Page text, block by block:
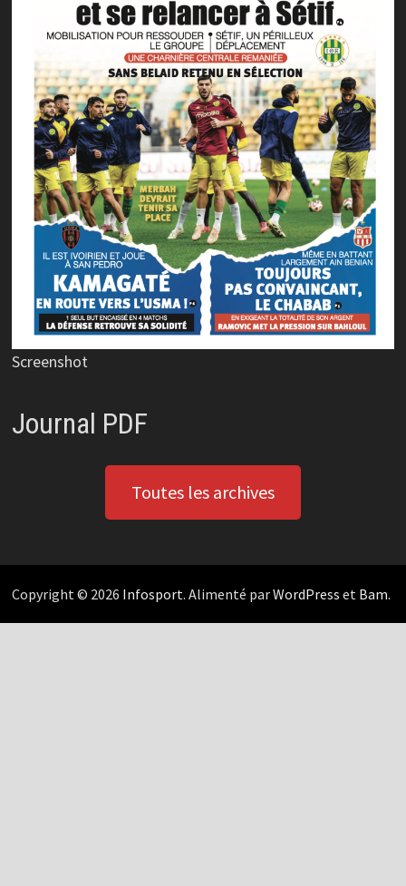
Screenshot
Journal PDF
Toutes les archives
Copyright © 2026 Infosport. Alimenté parWordPress et Bam.